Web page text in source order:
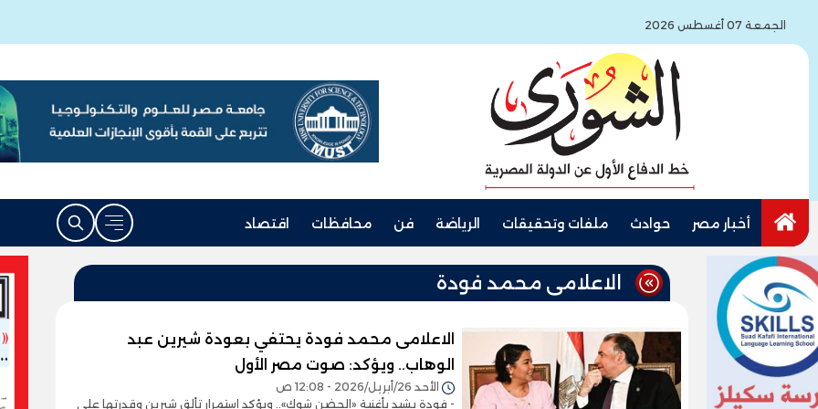
الجمعة 07 أغسطس 2026
أخبار مصر حوادث ملفات وتحقيقات الرياضة فن محافظات اقتصاد
الاعلامى محمد فودة
الاعلامى محمد فودة يحتفي بعودة شيرين عبد
الوهاب.. ويؤكد: صوت مصر الأول
الأحد 26/أبريل/2026 - 12:08 ص
- فودة يشيد بأغنية «الحضن شوك».. ويؤكد استمرار تألق شيرين وقدرتها على